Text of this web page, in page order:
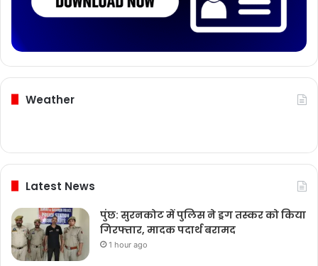
Weather
Latest News
पुंछ: सुरनकोट में पुलिस ने ड्रग तस्कर को किया
गिरफ्तार, मादक पदार्थ बरामद
1 hour ago